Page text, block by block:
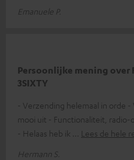
Emanuele P.
Persoonlijke mening over
3SIXTY
- Verzending helemaal in orde
mooi uit - Functionaliteit,
- Helaas heb ik
Lees de hele
Hermann S.